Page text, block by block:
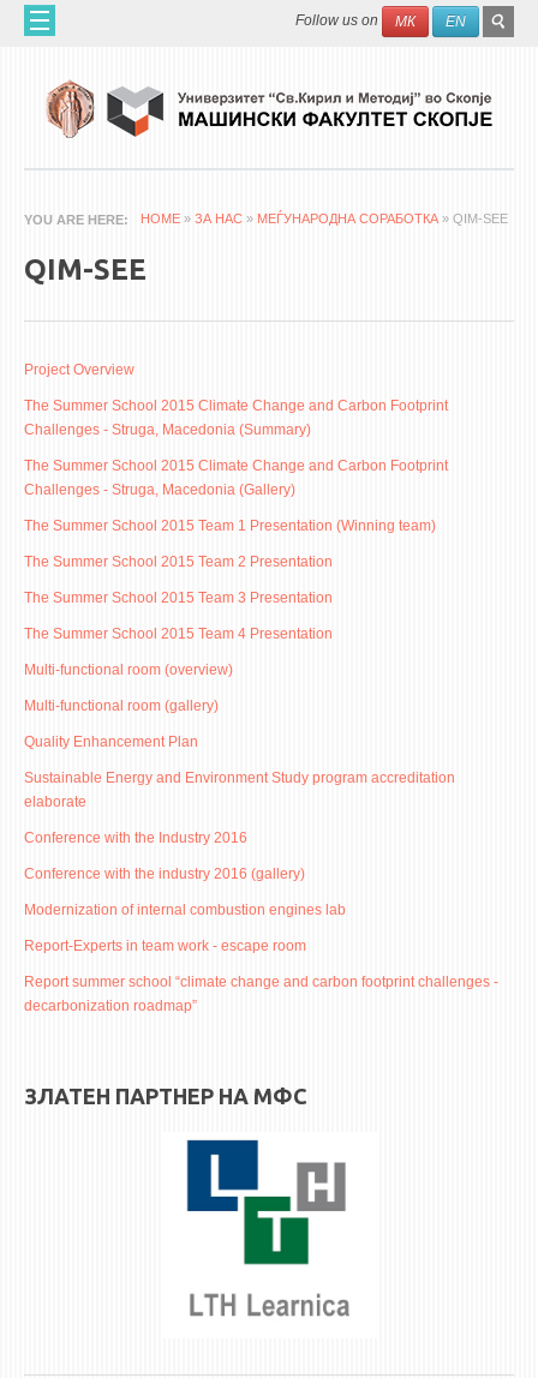
Skip to main content Search
Follow us on МК EN
ABOUT US
60 YEARS MF
SCIENTIFIC ACTIVITIES
APPLIED ACTIVITES
PROFESSORS
STUDIES
UNDERGRADUATE
POSTGRADUATE
PHD
INTERNATIONAL EXCHANGE
BULLETIN BOARD
STUDENT ISSUES
YOU ARE HERE HOME » ЗА НАС » МЕЃУНАРОДНА СОРАБОТКА » QIM-SEE
QIM-SEE
Project Overview
The Summer School 2015 Climate Change and Carbon Footprint
Challenges - Struga, Macedonia (Summary)
The Summer School 2015 Climate Change and Carbon Footprint
Challenges - Struga, Macedonia (Gallery)
The Summer School 2015 Team 1 Presentation (Winning team)
The Summer School 2015 Team 2 Presentation
The Summer School 2015 Team 3 Presentation
The Summer School 2015 Team 4 Presentation
Multi-functional room (overview)
Multi-functional room (gallery)
Quality Enhancement Plan
Sustainable Energy and Environment Study program accreditation
elaborate
Conference with the Industry 2016
Conference with the industry 2016 (gallery)
Modernization of internal combustion engines lab
Report-Experts in team work - escape room
Report summer school “climate change and carbon footprint challenges -
decarbonization roadmap”
ЗЛАТЕН ПАРТНЕР НА МФС